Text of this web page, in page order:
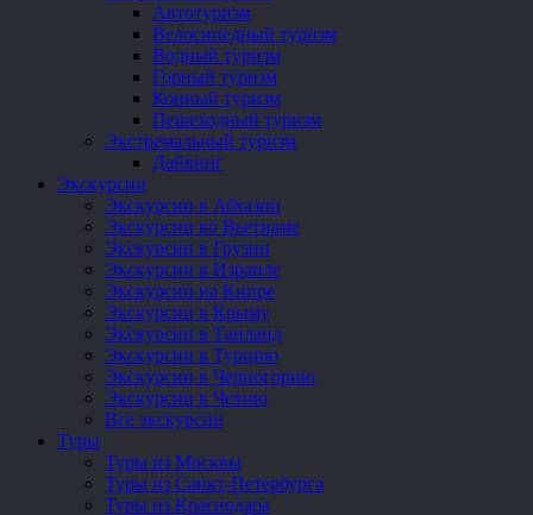
Автотуризм
Велосипедный туризм
Водный туризм
Горный туризм
Конный туризм
Пешеходный туризм
Экстремальный туризм
Дайвинг
Экскурсии
Экскурсии в Абхазии
Экскурсии во Вьетнаме
Экскурсии в Грузии
Экскурсии в Израиле
Экскурсии на Кипре
Экскурсии в Крыму
Экскурсии в Таиланд
Экскурсии в Турцию
Экскурсии в Черногорию
Экскурсии в Чехию
Все экскурсии
Туры
Туры из Москвы
Туры из Санкт-Петербурга
Туры из Краснодара